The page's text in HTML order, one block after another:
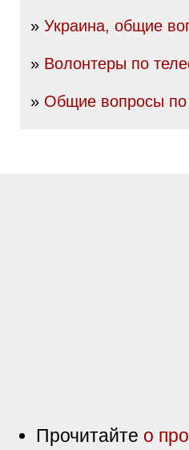
» Украина, общие
» Волонтеры по
» Общие вопросы по
Прочитайте о